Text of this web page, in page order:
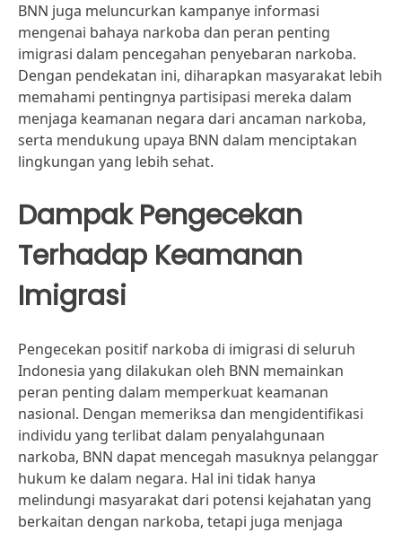
BNN juga meluncurkan kampanye informasi
mengenai bahaya narkoba dan peran penting
imigrasi dalam pencegahan penyebaran narkoba.
Dengan pendekatan ini, diharapkan masyarakat lebih
memahami pentingnya partisipasi mereka dalam
menjaga keamanan negara dari ancaman narkoba,
serta mendukung upaya BNN dalam menciptakan
lingkungan yang lebih sehat.
Dampak Pengecekan
Terhadap Keamanan
Imigrasi
Pengecekan positif narkoba di imigrasi di seluruh
Indonesia yang dilakukan oleh BNN memainkan
peran penting dalam memperkuat keamanan
nasional. Dengan memeriksa dan mengidentifikasi
individu yang terlibat dalam penyalahgunaan
narkoba, BNN dapat mencegah masuknya pelanggar
hukum ke dalam negara. Hal ini tidak hanya
melindungi masyarakat dari potensi kejahatan yang
berkaitan dengan narkoba, tetapi juga menjaga